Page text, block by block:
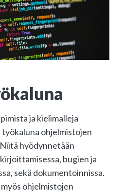
ja kielimalleja
ohjelmistojen
hyödynnetään
bugien ja
sekä dokumentoinnissa.
ohjelmistojen